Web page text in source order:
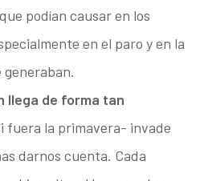
podían causar en los
en el paro y en la
llega de forma tan
fuera la primavera- invade
darnos cuenta. Cada